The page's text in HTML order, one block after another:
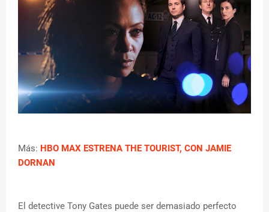
Más: HBO MAX ESTRENA THE TOURIST, CON JAMIE
DORNAN
El detective Tony Gates puede ser demasiado perfecto